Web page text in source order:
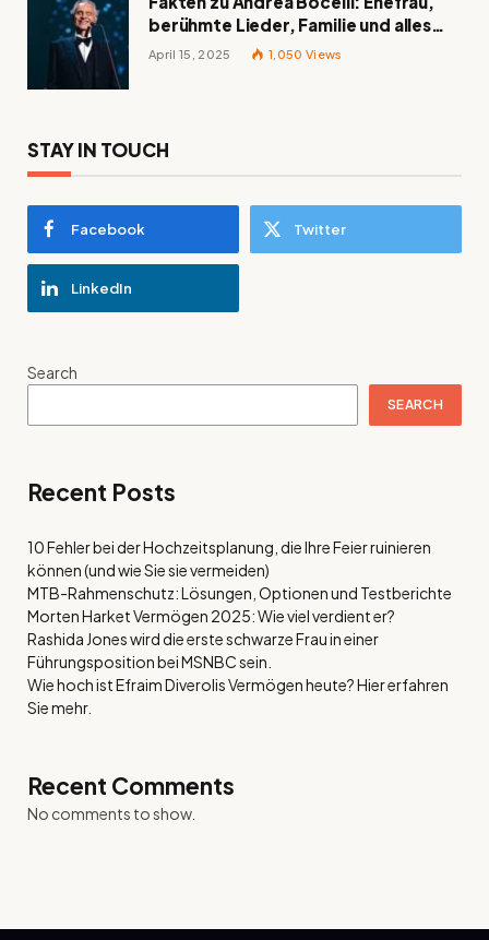
berühmte Lieder, Familie und alles
Wissenswerte über den italienischen
April 15, 2025 1,050 Views
STAY IN TOUCH
Facebook Twitter
LinkedIn
Search
SEARCH
Recent Posts
10 Fehler bei der Hochzeitsplanung, die Ihre Feier ruinieren
können (und wie Sie sie vermeiden)
MTB-Rahmenschutz: Lösungen, Optionen und Testberichte
Morten Harket Vermögen 2025: Wie viel verdient er?
Rashida Jones wird die erste schwarze Frau in einer
Führungsposition bei MSNBC sein.
Wie hoch ist Efraim Diverolis Vermögen heute? Hier erfahren
Sie mehr.
Recent Comments
No comments to show.